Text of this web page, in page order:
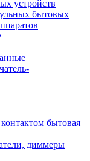
устройств
бытовых
бытовая
диммеры